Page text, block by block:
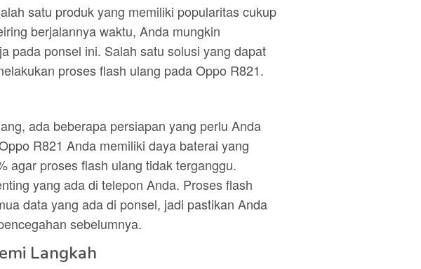
satu produk yang memiliki popularitas cukup
berjalannya waktu, Anda mungkin
pada ponsel ini. Salah satu solusi yang dapat
proses flash ulang pada Oppo R821.
ada beberapa persiapan yang perlu Anda
R821 Anda memiliki daya baterai yang
agar proses flash ulang tidak terganggu.
yang ada di telepon Anda. Proses flash
data yang ada di ponsel, jadi pastikan Anda
sebelumnya.
Langkah